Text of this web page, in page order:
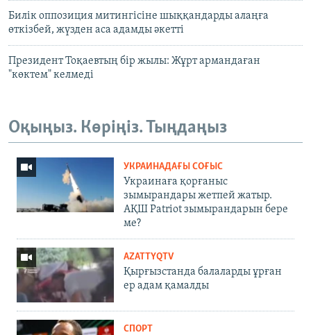
Билік оппозиция митингісіне шыққандарды алаңға
өткізбей, жүзден аса адамды әкетті
Президент Тоқаевтың бір жылы: Жұрт армандаған
"көктем" келмеді
Оқыңыз. Көріңіз. Тыңдаңыз
УКРАИНАДАҒЫ СОҒЫС
Украинаға қорғаныс
зымырандары жетпей жатыр.
АҚШ Patriot зымырандарын бере
ме?
AZATTYQTV
Қырғызстанда балаларды ұрған
ер адам қамалды
СПОРТ